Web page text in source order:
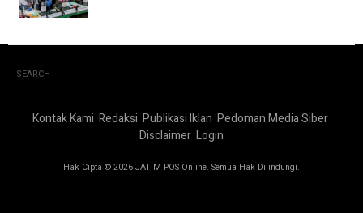
SEARCH
Kontak Kami Redaksi Publikasi Iklan Pedoman Media Siber
Disclaimer Login
Hak Cipta © 2026 JATIM POS Online. Semua Hak Dilindungi.